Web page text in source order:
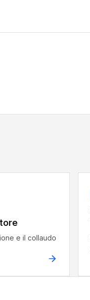
e il collaudo